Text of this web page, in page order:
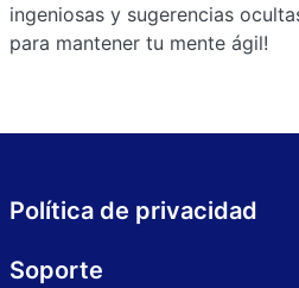
ingeniosas y sugerencias
para mantener tu mente ágil!
Política de privacidad
Soporte